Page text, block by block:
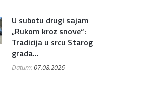
U subotu drugi sajam
„Rukom kroz snove“:
Tradicija u srcu Starog
grada...
Datum:07.08.2026